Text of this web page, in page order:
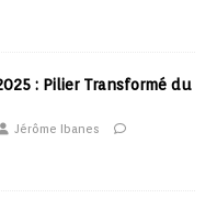
: Pilier Transformé du
Jérôme Ibanes